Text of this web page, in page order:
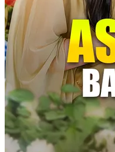
Balas Dendam
100 Episodes
Citra Wiltra yang akan
kencan buta untuk balas
terpikat akan penampilan
kebenarannya terungkap,
malah membantunya balas
selangkah demi selangkah